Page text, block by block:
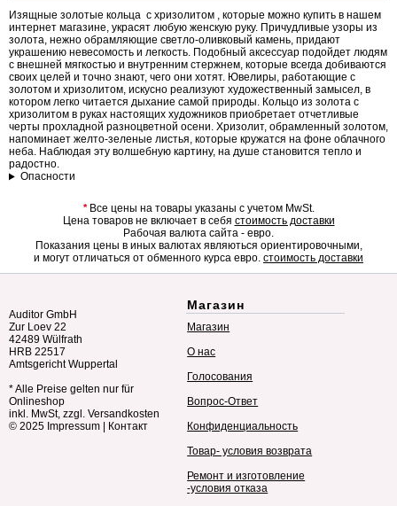
Изящные золотые кольца с хризолитом , которые можно купить в нашем
интернет магазине, украсят любую женскую руку. Причудливые узоры из
золота, нежно обрамляющие светло-оливковый камень, придают
украшению невесомость и легкость. Подобный аксессуар подойдет людям
с внешней мягкостью и внутренним стержнем, которые всегда добиваются
своих целей и точно знают, чего они хотят. Ювелиры, работающие с
золотом и хризолитом, искусно реализуют художественный замысел, в
котором легко читается дыхание самой природы. Кольцо из золота с
хризолитом в руках настоящих художников приобретает отчетливые
черты прохладной разноцветной осени. Хризолит, обрамленный золотом,
напоминает желто-зеленые листья, которые кружатся на фоне облачного
неба. Наблюдая эту волшебную картину, на душе становится тепло и
радостно.
Опасности
*Все цены на товары указаны с учетом MwSt.
Цена товаров не включает в себя стоимость доставки
Рабочая валюта сайта - евро.
Показания цены в иных валютах являються ориентировочными,
и могут отличаться от обменного курса евро. стоимость доставки
Auditor GmbH
Zur Loev 22
42489 Wülfrath
HRB 22517
Amtsgericht Wuppertal
* Alle Preise gelten nur für
Onlineshop
inkl. MwSt, zzgl. Versandkosten
© 2025 Impressum Контакт
Магазин
Магазин
О нас
Голосования
Вопрос-Ответ
Конфиденциальность
Товар- условия возврата
Ремонт и изготовление
-условия отказа